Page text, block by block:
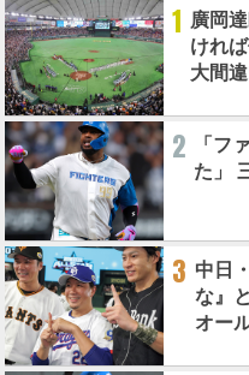
1 廣岡
けれ
大間違
2
「フ
た」
3 中日
な』
オー